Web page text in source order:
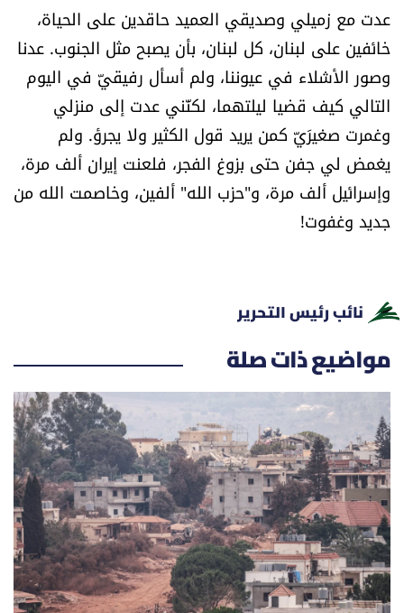
عدت مع زميلي وصديقي العميد حاقدين على الحياة،
خائفين على لبنان، كل لبنان، بأن يصبح مثل الجنوب. عدنا
وصور الأشلاء في عيوننا، ولم أسأل رفيقيّ في اليوم
التالي كيف قضيا ليلتهما، لكنّني عدت إلى منزلي
وغمرت صغيرَيّ كمن يريد قول الكثير ولا يجرؤ. ولم
يغمض لي جفن حتى بزوغ الفجر، فلعنت إيران ألف مرة،
وإسرائيل ألف مرة، و"حزب الله" ألفين، وخاصمت الله من
جديد وغفوت!
نائب رئيس التحرير
مواضيع ذات صلة